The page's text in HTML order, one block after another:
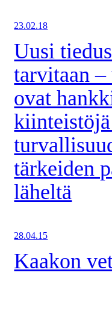
23.02.18
Uusi
tarvitaan –
ovat
tärkeiden
läheltä
28.04.15
Kaakon